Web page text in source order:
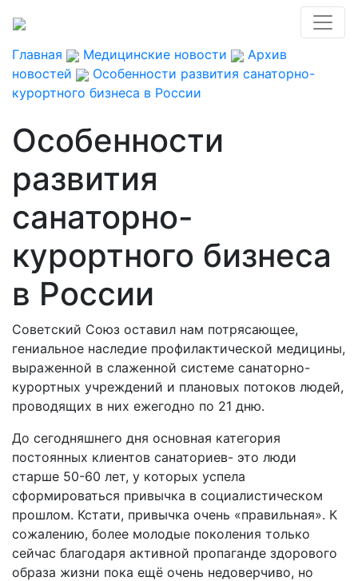
Главная Медицинские новости
Архив
новостей
Особенности развития санаторно-
курортного бизнеса в России
Особенности
развития
санаторно-
курортного бизнеса
в России
Советский Союз оставил нам потрясающее,
гениальное наследие профилактической медицины,
выраженной в слаженной системе санаторно-
курортных учреждений и плановых потоков людей,
проводящих в них ежегодно по 21 дню.
До сегодняшнего дня основная категория
постоянных клиентов санаториев- это люди
старше 50-60 лет, у которых успела
сформироваться привычка в социалистическом
прошлом. Кстати, привычка очень «правильная». К
сожалению, более молодые поколения только
сейчас благодаря активной пропаганде здорового
образа жизни пока ещё очень недоверчиво, но